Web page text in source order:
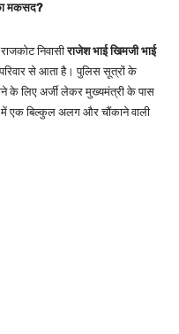
मकसद?
निवासीराजेश भाई खिमजी भाई
से आता है। पुलिस सूत्रों के
के लिए अर्जी लेकर मुख्यमंत्री के पास
में एक बिल्कुल अलग और चौंकाने वाली